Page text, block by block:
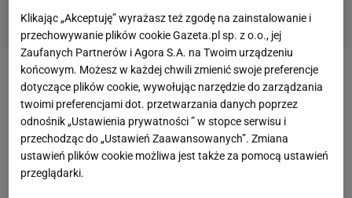
Zobacz wideoKosecki o Lewandowskim: Robert
powinien zostać w reprezentacji i walczyć
To nie był koniec emocji w pierwszej połowie. Kane
dla Bayernu, Mbappe dla Realu i znów był remis w
Klikając „Akceptuję” wyrażasz też zgodę na zainstalowanie i
przechowywanie plików cookie Gazeta.pl sp. z o.o., jej
Zaufanych Partnerów i Agora S.A. na Twoim urządzeniu
końcowym. Możesz w każdej chwili zmienić swoje preferencje
dotyczące plików cookie, wywołując narzędzie do zarządzania
twoimi preferencjami dot. przetwarzania danych poprzez
odnośnik „Ustawienia prywatności ” w stopce serwisu i
przechodząc do „Ustawień Zaawansowanych”. Zmiana
ustawień plików cookie możliwa jest także za pomocą ustawień
przeglądarki.